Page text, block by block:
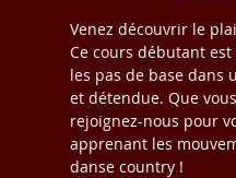
Venez découvrir le
Ce cours débutant
les pas de base dans
et détendue. Que
rejoignez-nous pour
apprenant les
danse country !